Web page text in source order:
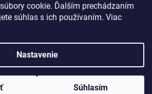
cookie. Ďalším prechádzaním
súhlas s ich používaním. Viac
Nastavenie
Súhlasím
. Všetky práva vyhradené.